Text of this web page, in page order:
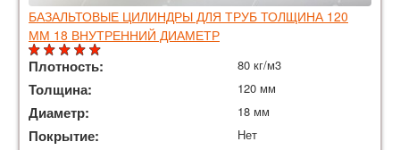
БАЗАЛЬТОВЫЕ ЦИЛИНДРЫ ДЛЯ ТРУБ ТОЛЩИНА 120
ММ 18 ВНУТРЕННИЙ ДИАМЕТР
Плотность: 80 кг/м3
Толщина: 120 мм
Диаметр: 18 мм
Покрытие: Нет